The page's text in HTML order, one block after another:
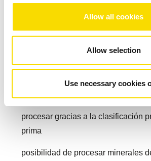
Allow all cookies
Allow selection
Use necessary cookies
Además, el algoritmo del software de
adaptar a las nuevas necesidades que
Las empresas mineras se beneficiarán
ofrece la separación basada en
procesar gracias a la clasificación
prima
posibilidad de procesar minerales